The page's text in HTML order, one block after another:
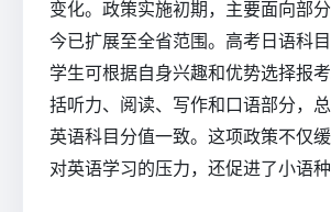
变化。政策实施初期，主要面向部
今已扩展至全省范围。高考日语科目
学生可根据自身兴趣和优势选择报考
括听力、阅读、写作和口语部分，
英语科目分值一致。这项政策不仅
对英语学习的压力，还促进了小语种